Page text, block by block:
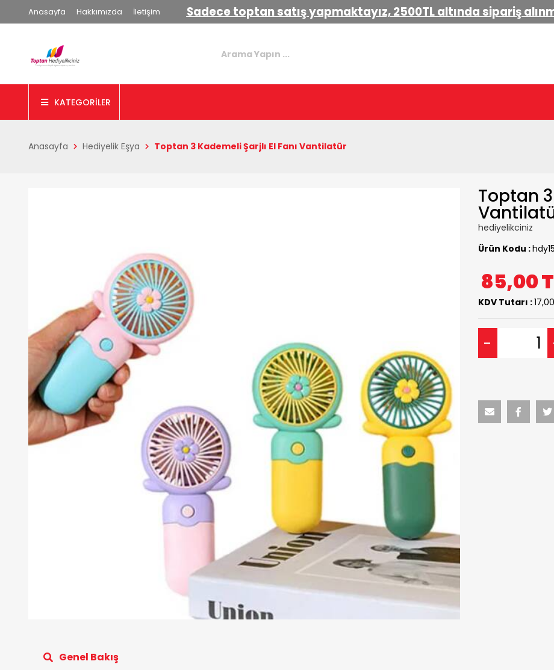
Anasayfa Hakkımızda İletişim Sadece toptan satış yapmaktayız, 2500TL altında sipariş
KATEGORİLER
Anasayfa Hediyelik Eşya Toptan 3 Kademeli Şarjlı El Fanı Vantilatür
Toptan 3
hediyelikciniz
Ürün Kodu :
85,00
KDV Tutarı :
-
Genel Bakış